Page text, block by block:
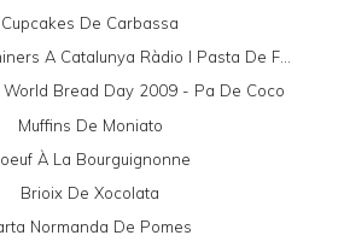
Cupcakes De Carbassa
A Catalunya Ràdio I Pasta De F...
World Bread Day 2009 - Pa De Coco
Muffins De Moniato
À La Bourguignonne
Brioix De Xocolata
Normanda De Pomes